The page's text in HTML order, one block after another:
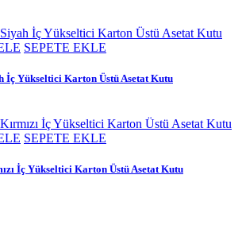
SEPETE EKLE
İç Yükseltici Karton Üstü Asetat Kutu
SEPETE EKLE
İç Yükseltici Karton Üstü Asetat Kutu